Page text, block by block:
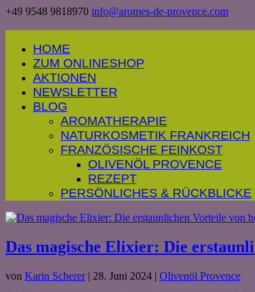
+49 9548 9818970 info@aromes-de-provence.com
HOME
ZUM ONLINESHOP
AKTIONEN
NEWSLETTER
BLOG
AROMATHERAPIE
NATURKOSMETIK FRANKREICH
FRANZÖSISCHE FEINKOST
OLIVENÖL PROVENCE
REZEPT
PERSÖNLICHES & RÜCKBLICKE
Das magische Elixier: Die
von Karin Scherer| 28. Juni 2024 | Olivenöl Provence